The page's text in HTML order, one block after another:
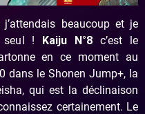
beaucoup et je
seul ! Kaiju N°8 c’est le
en ce moment au
dans le Shonen Jump+, la
qui est la déclinaison
certainement. Le